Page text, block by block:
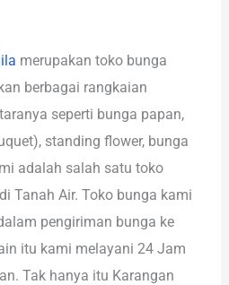
merupakan toko bunga
berbagai rangkaian
seperti bunga papan,
standing flower, bunga
adalah salah satu toko
Tanah Air. Toko bunga kami
pengiriman bunga ke
itu kami melayani 24 Jam
Tak hanya itu Karangan